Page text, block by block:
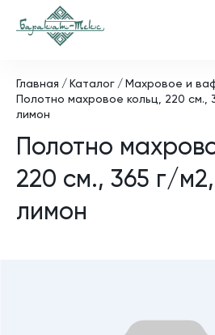
Главная Каталог
Махровое и
Полотно махровое кольц, 220 см.,
лимон
Полотно
220 см., 365 г/
лимон